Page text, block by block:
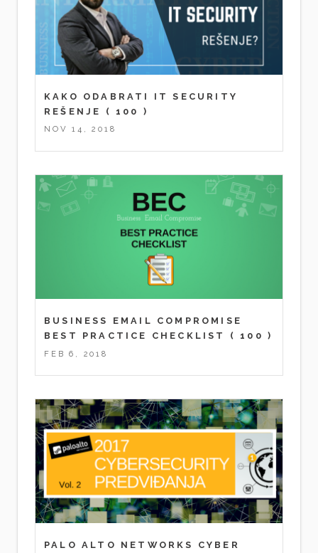
KAKO ODABRATI IT SECURITY
REŠENJE
( 100 )
NOV 14, 2018
BUSINESS EMAIL COMPROMISE
BEST PRACTICE CHECKLIST
( 100 )
FEB 6, 2018
PALO ALTO NETWORKS CYBER